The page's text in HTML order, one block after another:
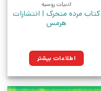
ادبیات روسیه
کتاب مرده متحرک | انتشارات
هرمس
اطلاعات بیشتر